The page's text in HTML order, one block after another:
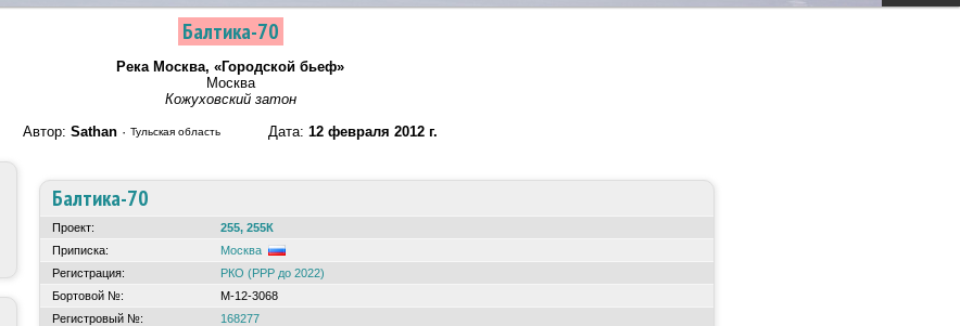
Балтика-70
Река Москва, «Городской бьеф»
Москва
Кожуховский затон
Автор: Sathan · Тульская область Дата: 12 февраля 2012 г.
Балтика-70
Проект:
255, 255К
Приписка:
Москва
Регистрация:
РКО (РРР до 2022)
Бортовой №:
М-12-3068
Регистровый №:
168277